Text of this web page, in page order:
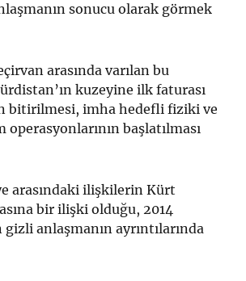
sonucu olarak görmek
arasında varılan bu
kuzeyine ilk faturası
bitirilmesi, imha hedefli fiziki ve
operasyonlarının başlatılması
arasındaki ilişkilerin Kürt
bir ilişki olduğu, 2014
gizli anlaşmanın ayrıntılarında